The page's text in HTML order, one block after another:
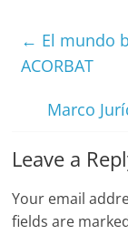
← El mundo
ACORBAT
Marco
Leave a
Your email
fields are